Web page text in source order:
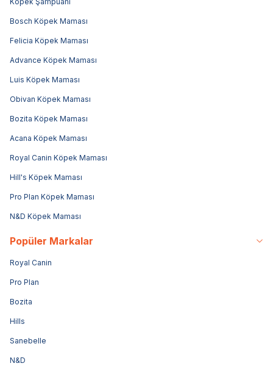
Bosch Köpek Maması
Felicia Köpek Maması
Advance Köpek Maması
Luis Köpek Maması
Obivan Köpek Maması
Bozita Köpek Maması
Acana Köpek Maması
Royal Canin Köpek Maması
Hill's Köpek Maması
Pro Plan Köpek Maması
N&D Köpek Maması
Popüler Markalar
Royal Canin
Pro Plan
Bozita
Hills
Sanebelle
N&D